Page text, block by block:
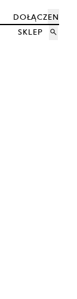
DOŁĄCZ
SKLEP
EN
search